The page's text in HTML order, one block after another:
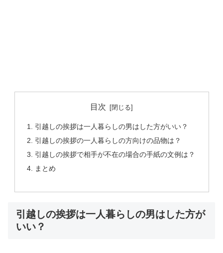
目次
引越しの挨拶は一人暮らしの男はした方がいい？
引越しの挨拶の一人暮らしの方向けの品物は？
引越しの挨拶で相手が不在の場合の手紙の文例は？
まとめ
引越しの挨拶は一人暮らしの男はした方が
いい？